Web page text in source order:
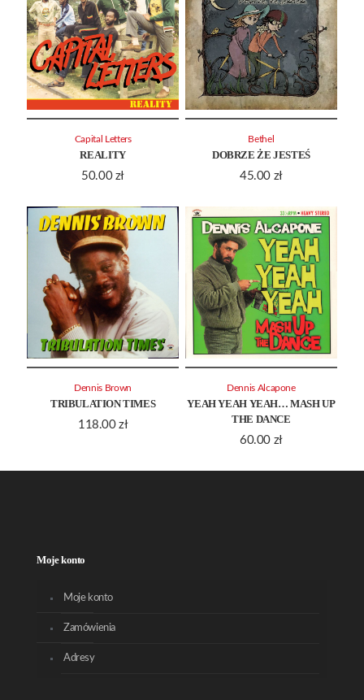
REALITY
50.00 zł
Capital Letters
DOBRZE ŻE JESTEŚ
45.00 zł
Bethel
TRIBULATION TIMES
118.00 zł
Dennis Brown
YEAH YEAH YEAH… MASH UP
THE DANCE
60.00 zł
Dennis Alcapone
Moje konto
Moje konto
Zamówienia
Adresy